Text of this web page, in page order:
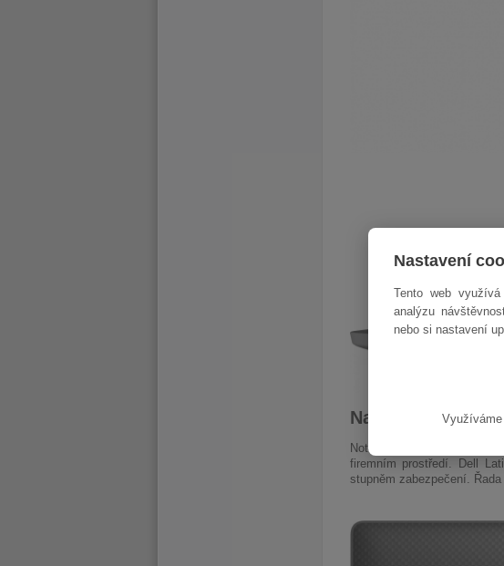
Nastavení
Tento web
analýzu
nebo si nastavení
Využíváme
Navržen na
Notebooky a zařízení Dell
firemním prostředí. Dell
stupněm zabezpečení.